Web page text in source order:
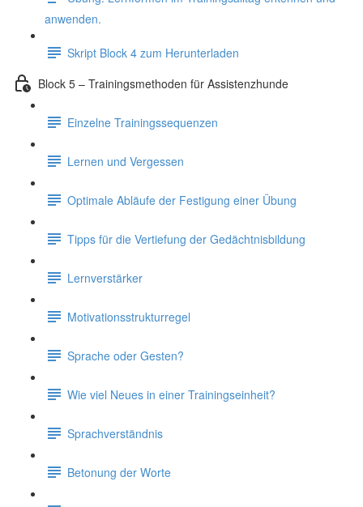
anwenden.
Skript Block 4 zum Herunterladen
Block 5 – Trainingsmethoden für Assistenzhunde
Einzelne Trainingssequenzen
Lernen und Vergessen
Optimale Abläufe der Festigung einer Übung
Tipps für die Vertiefung der Gedächtnisbildung
Lernverstärker
Motivationsstrukturregel
Sprache oder Gesten?
Wie viel Neues in einer Trainingseinheit?
Sprachverständnis
Betonung der Worte